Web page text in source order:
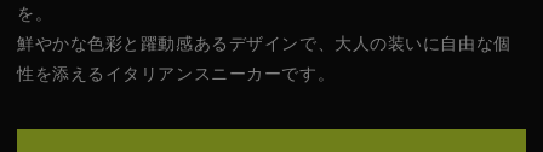
を。
鮮やかな色彩と躍動感あるデザインで、大人の装いに自由な個
性を添えるイタリアンスニーカーです。